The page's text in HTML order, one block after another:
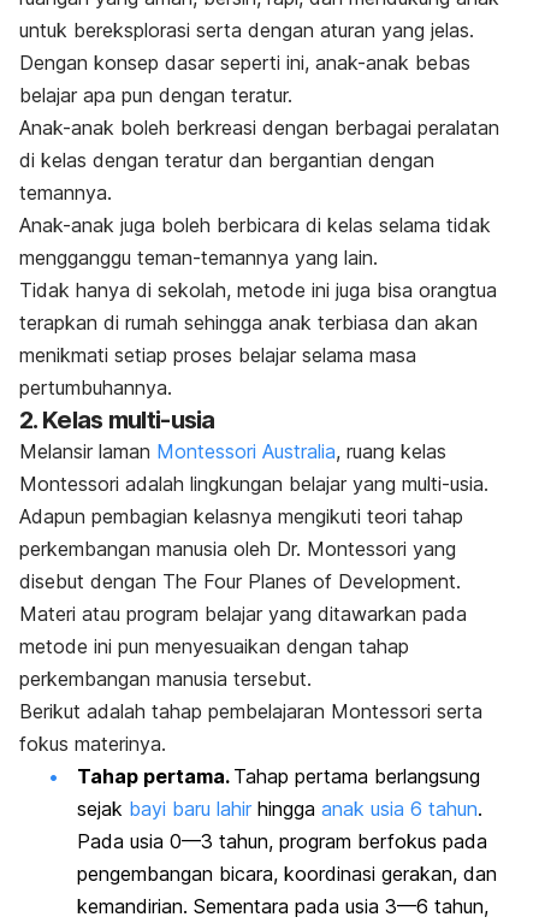
untuk bereksplorasi serta dengan aturan yang jelas.
Dengan konsep dasar seperti ini, anak-anak bebas
belajar apa pun dengan teratur.
Anak-anak boleh berkreasi dengan berbagai peralatan
di kelas dengan teratur dan bergantian dengan
temannya.
Anak-anak juga boleh berbicara di kelas selama tidak
mengganggu teman-temannya yang lain.
Tidak hanya di sekolah, metode ini juga bisa orangtua
terapkan di rumah sehingga anak terbiasa dan akan
menikmati setiap proses belajar selama masa
pertumbuhannya.
2. Kelas multi-usia
Melansir laman Montessori Australia, ruang kelas
Montessori adalah lingkungan belajar yang multi-usia.
Adapun pembagian kelasnya mengikuti teori tahap
perkembangan manusia oleh Dr. Montessori yang
disebut dengan The Four Planes of Development.
Materi atau program belajar yang ditawarkan pada
metode ini pun menyesuaikan dengan tahap
perkembangan manusia tersebut.
Berikut adalah tahap pembelajaran Montessori serta
fokus materinya.
Tahap pertama. Tahap pertama berlangsung
sejak bayi baru lahir hingga anak usia 6 tahun.
Pada usia 0—3 tahun, program berfokus pada
pengembangan bicara, koordinasi gerakan, dan
kemandirian. Sementara pada usia 3—6 tahun,